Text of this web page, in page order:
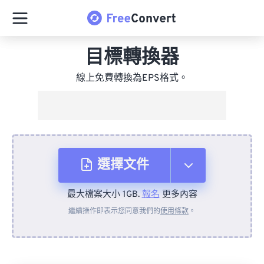
目標轉換器
線上免費轉換為EPS格式。
選擇文件
來自裝置
最大檔案大小 1GB.報名更多內容
繼續操作即表示您同意我們的使用條款 。